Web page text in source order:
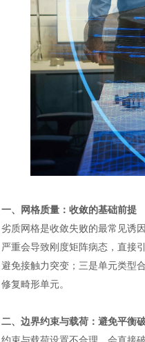
一、网格质量：收敛的基础前提
劣质网格是收敛失败的最常见诱因
严重会导致刚度矩阵病态，直接
避免接触力突变；三是单元类型
修复畸形单元。
二、边界约束与载荷：避免平衡